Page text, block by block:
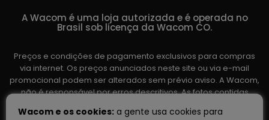
A Wacom é uma loja autorizada e é operada no
Brasil sob licença da Wacom CO.
Preços e condições de pagamento exclusivos para compras
via internet. Os preços anunciados neste site ou via e-mail
promocional podem ser alterados sem prévio aviso. A Wacom,
não é responsável por erros descritivos. As fotos contidas
variar de acordo com o fornecedor/lote do fabricante. Ofertas
Wacom e os cookies: a gente usa cookies para